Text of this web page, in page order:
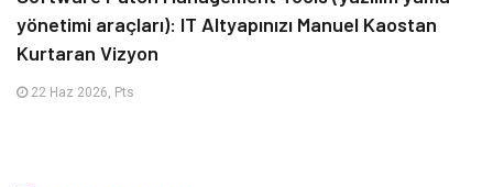
yönetimi araçları): IT Altyapınızı Manuel Kaostan
Kurtaran Vizyon
22 Haz 2026, Pts